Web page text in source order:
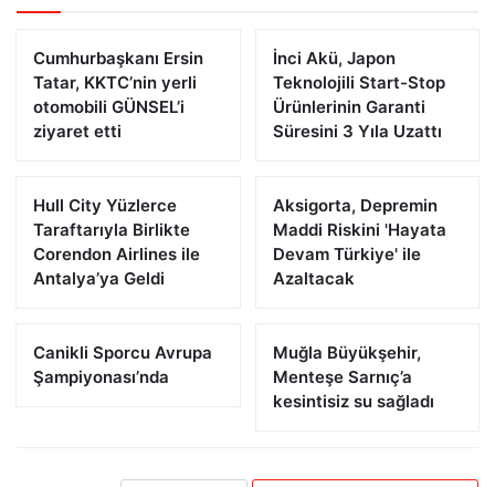
Cumhurbaşkanı Ersin
Tatar, KKTC’nin yerli
otomobili GÜNSEL’i
ziyaret etti
İnci Akü, Japon
Teknolojili Start-Stop
Ürünlerinin Garanti
Süresini 3 Yıla Uzattı
Hull City Yüzlerce
Taraftarıyla Birlikte
Corendon Airlines ile
Antalya’ya Geldi
Aksigorta, Depremin
Maddi Riskini 'Hayata
Devam Türkiye' ile
Azaltacak
Canikli Sporcu Avrupa
Şampiyonası’nda
Muğla Büyükşehir,
Menteşe Sarnıç’a
kesintisiz su sağladı